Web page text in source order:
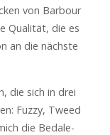
von Barbour
Qualität, die es
an die nächste
die sich in drei
Fuzzy, Tweed
die Bedale-